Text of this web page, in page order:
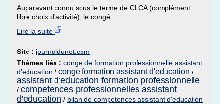
Auparavant connu sous le terme de CLCA (complément
libre choix d'activité), le congé...
Lire la suite
Site : journaldunet.com
Thèmes liés : conge de formation professionnelle assistant
d'education / conge formation assistant d'education /
assistant d'education formation professionnelle
/ competences professionnelles assistant
d'education / bilan de competences assistant d'education